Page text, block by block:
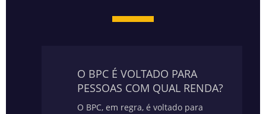
O BPC É VOLTADO PARA
PESSOAS COM QUAL RENDA?
O BPC, em regra, é voltado para